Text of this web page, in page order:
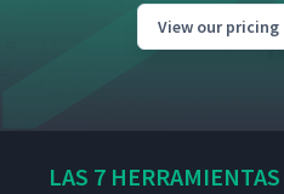
View our pricing
LAS 7